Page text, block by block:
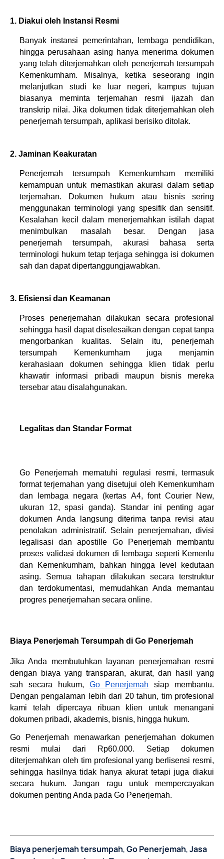
1. Diakui oleh Instansi Resmi
Banyak instansi pemerintahan, lembaga pendidikan,
hingga perusahaan asing hanya menerima dokumen
yang telah diterjemahkan oleh penerjemah tersumpah
Kemenkumham. Misalnya, ketika seseorang ingin
melanjutkan studi ke luar negeri, kampus tujuan
biasanya meminta terjemahan resmi ijazah dan
transkrip nilai. Jika dokumen tidak diterjemahkan oleh
penerjemah tersumpah, aplikasi berisiko ditolak.
2. Jaminan Keakuratan
Penerjemah tersumpah Kemenkumham memiliki
kemampuan untuk memastikan akurasi dalam setiap
terjemahan. Dokumen hukum atau bisnis sering
menggunakan terminologi yang spesifik dan sensitif.
Kesalahan kecil dalam menerjemahkan istilah dapat
menimbulkan masalah besar. Dengan jasa
penerjemah tersumpah, akurasi bahasa serta
terminologi hukum tetap terjaga sehingga isi dokumen
sah dan dapat dipertanggungjawabkan.
3. Efisiensi dan Keamanan
Proses penerjemahan dilakukan secara profesional
sehingga hasil dapat diselesaikan dengan cepat tanpa
mengorbankan kualitas. Selain itu, penerjemah
tersumpah Kemenkumham juga menjamin
kerahasiaan dokumen sehingga klien tidak perlu
khawatir informasi pribadi maupun bisnis mereka
tersebar atau disalahgunakan.
Legalitas dan Standar Format
Go Penerjemah mematuhi regulasi resmi, termasuk
format terjemahan yang disetujui oleh Kemenkumham
dan lembaga negara (kertas A4, font Courier New,
ukuran 12, spasi ganda). Standar ini penting agar
dokumen Anda langsung diterima tanpa revisi atau
penolakan administratif. Selain penerjemahan, divisi
legalisasi dan apostille Go Penerjemah membantu
proses validasi dokumen di lembaga seperti Kemenlu
dan Kemenkumham, bahkan hingga level kedutaan
asing. Semua tahapan dilakukan secara terstruktur
dan terdokumentasi, memudahkan Anda memantau
progres penerjemahan secara online.
Biaya Penerjemah Tersumpah di Go Penerjemah
Jika Anda membutuhkan layanan penerjemahan resmi
dengan biaya yang transparan, akurat, dan hasil yang
sah secara hukum, Go Penerjemah siap membantu.
Dengan pengalaman lebih dari 20 tahun, tim profesional
kami telah dipercaya ribuan klien untuk menangani
dokumen pribadi, akademis, bisnis, hingga hukum.
Go Penerjemah menawarkan penerjemahan dokumen
resmi mulai dari Rp60.000. Setiap dokumen
diterjemahkan oleh tim profesional yang berlisensi resmi,
sehingga hasilnya tidak hanya akurat tetapi juga diakui
secara hukum. Jangan ragu untuk mempercayakan
dokumen penting Anda pada Go Penerjemah.
Biaya penerjemah tersumpah,Go Penerjemah,Jasa